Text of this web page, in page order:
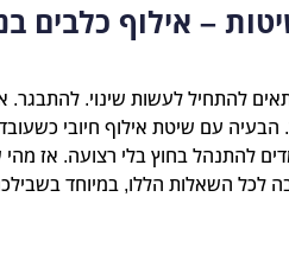
– אילוף כלבים
להתחיל לעשות שינוי. להתבגר.
עם שיטת אילוף חיובי
להתנהל בחוץ בלי רצועה. אז מהי